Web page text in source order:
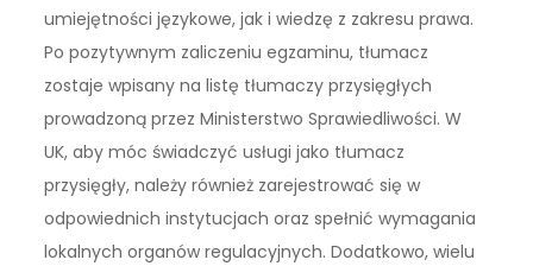
umiejętności językowe, jak i wiedzę z zakresu prawa.
Po pozytywnym zaliczeniu egzaminu, tłumacz
zostaje wpisany na listę tłumaczy przysięgłych
prowadzoną przez Ministerstwo Sprawiedliwości. W
UK, aby móc świadczyć usługi jako tłumacz
przysięgły, należy również zarejestrować się w
odpowiednich instytucjach oraz spełnić wymagania
lokalnych organów regulacyjnych. Dodatkowo, wielu